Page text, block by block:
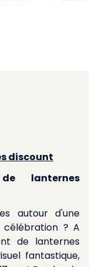
discount
lanternes
autour d'une
? A
de lanternes
fantastique,